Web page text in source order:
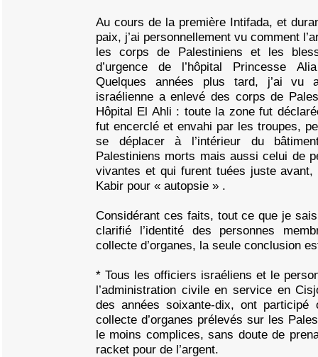
Au cours de la première Intifada, et
paix, j’ai personnellement vu comment
les corps de Palestiniens et les
d’urgence de l’hôpital Princesse
Quelques années plus tard, j’ai vu
israélienne a enlevé des corps de
Hôpital El Ahli : toute la zone fut
fut encerclé et envahi par les troupes,
se déplacer à l’intérieur du
Palestiniens morts mais aussi celui de
vivantes et qui furent tuées juste avant,
Kabir pour « autopsie » .
Considérant ces faits, tout ce que je sais
clarifié l’identité des personnes
collecte d’organes, la seule conclusion
* Tous les officiers israéliens et le
l’administration civile en service en
des années soixante-dix, ont
collecte d’organes prélevés sur les
le moins complices, sans doute de
racket pour de l’argent.